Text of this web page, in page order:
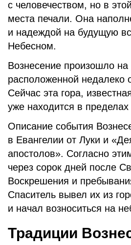
с человечеством, но в
места печали. Она
и надеждой на будущую
Небесном.
Вознесение произошло на
расположенной недалеко
Сейчас эта гора,
уже находится в пределах
Описание события
в Евангелии от Луки и
апостолов». Согласно
через сорок дней после
Воскрешения и
Спаситель вывел их из
и начал возноситься на
Традиции